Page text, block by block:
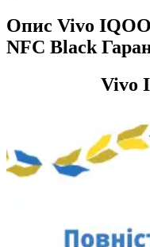
Опис Vivo IQOO
NFC Black
Vivo